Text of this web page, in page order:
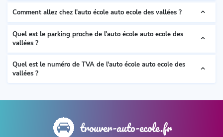
Comment allez chez l'auto école auto ecole des vallées ?
Quel est le parking proche de l'auto école auto ecole des
vallées ?
Quel est le numéro de TVA de l'auto école auto ecole des
vallées ?
trouver-auto-ecole.fr